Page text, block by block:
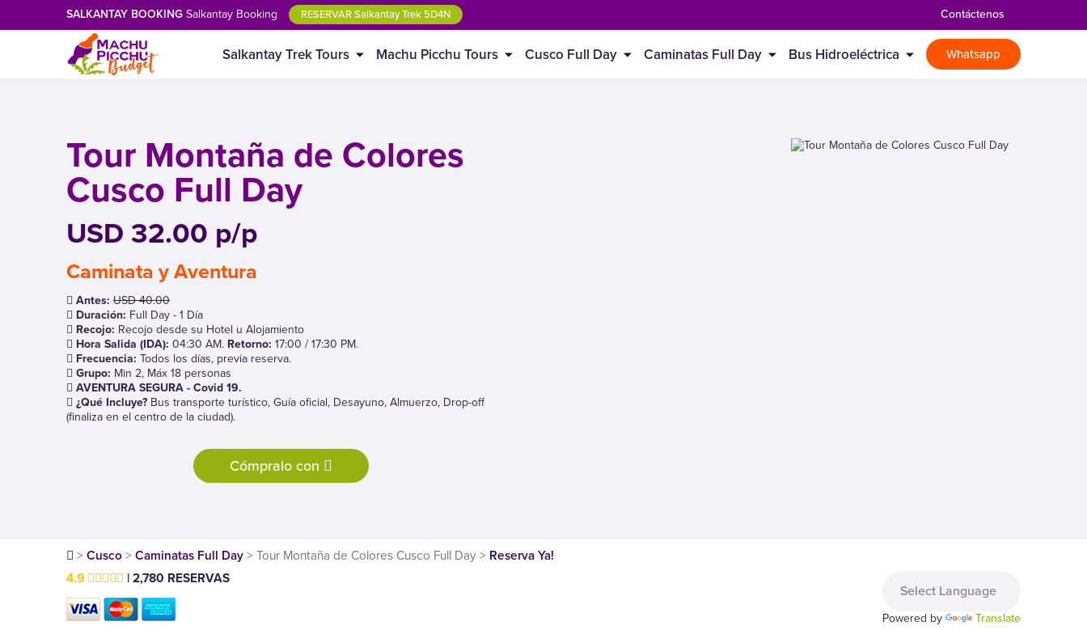
SALKANTAY BOOKING Salkantay Booking RESERVAR Salkantay Trek 5D4N Contáctenos
Salkantay Trek Tours Machu Picchu Tours Cusco Full Day Caminatas Full Day Bus Hidroeléctrica Whatsapp
Tour Montaña de Colores
Cusco Full Day
USD 32.00 p/p
Caminata y Aventura
Antes: USD 40.00
Duración: Full Day - 1 Día
Recojo: Recojo desde su Hotel u Alojamiento
Hora Salida (IDA): 04:30 AM. Retorno: 17:00 / 17:30 PM.
Frecuencia: Todos los días, previa reserva.
Grupo: Min 2, Máx 18 personas
AVENTURA SEGURA - Covid 19.
¿Qué Incluye? Bus transporte turístico, Guía oficial, Desayuno, Almuerzo, Drop-off
(finaliza en el centro de la ciudad).
Cómpralo con
> Cusco> Caminatas Full Day> Tour Montaña de Colores Cusco Full Day> Reserva Ya!
4.9 | 2,780 RESERVAS
Powered by Translate